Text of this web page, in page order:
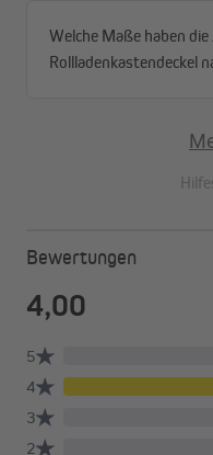
Das Formteil wird einfach
geschnitten und in den
Dämmung verkleben
PU-Schaum verwendest,
Welche Maße haben
Rollladenkastendeckel
Bewertungen